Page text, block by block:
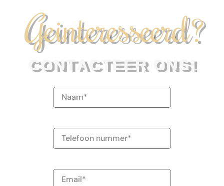
Geinteresseerd?
CONTACTEER ONS!
Naam(Vereist)
Telefoonnummer
E-
mailadres